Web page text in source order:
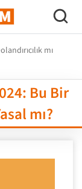
mı
Bu Bir
mı?